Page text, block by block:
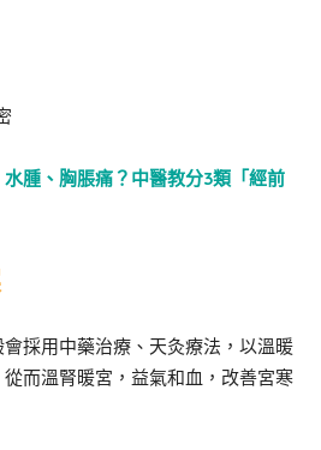
腫、胸脹痛？中醫教分3類「經前
採用中藥治療、天灸療法，以溫暖
而溫腎暖宮，益氣和血，改善宮寒